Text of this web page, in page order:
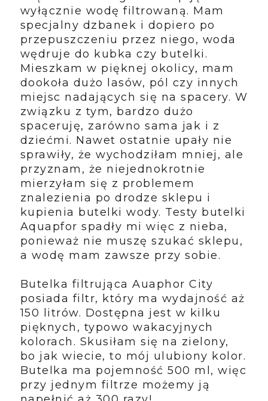
wyłącznie wodę filtrowaną. Mam
specjalny dzbanek i dopiero po
przepuszczeniu przez niego, woda
wędruje do kubka czy butelki.
Mieszkam w pięknej okolicy, mam
dookoła dużo lasów, pól czy innych
miejsc nadających się na spacery. W
związku z tym, bardzo dużo
spaceruję, zarówno sama jak i z
dziećmi. Nawet ostatnie upały nie
sprawiły, że wychodziłam mniej, ale
przyznam, że niejednokrotnie
mierzyłam się z problemem
znalezienia po drodze sklepu i
kupienia butelki wody. Testy butelki
Aquapfor spadły mi więc z nieba,
ponieważ nie muszę szukać sklepu,
a wodę mam zawsze przy sobie.
Butelka filtrująca Auaphor City
posiada filtr, który ma wydajność aż
150 litrów. Dostępna jest w kilku
pięknych, typowo wakacyjnych
kolorach. Skusiłam się na zielony,
bo jak wiecie, to mój ulubiony kolor.
Butelka ma pojemność 500 ml, więc
przy jednym filtrze możemy ją